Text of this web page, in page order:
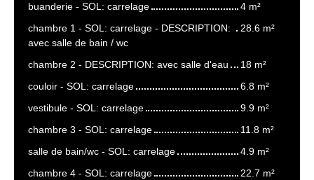
buanderie - SOL: carrelage
4 m²
chambre 1 - SOL: carrelage - DESCRIPTION:
avec salle de bain / wc
28.6 m²
chambre 2 - DESCRIPTION: avec salle d'eau
18 m²
couloir - SOL: carrelage
6.8 m²
vestibule - SOL: carrelage
9.9 m²
chambre 3 - SOL: carrelage
11.8 m²
salle de bain/wc - SOL: carrelage
4.9 m²
chambre 4 - SOL: carrelage
22.7 m²